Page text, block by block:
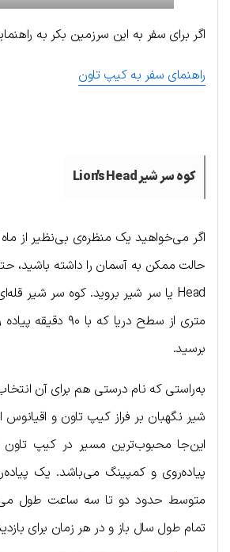
اگر برای سفر به این سرزمین بکر به
راهنمای سفر به کیپ تاون
کوه سر شیر Lion’s Head
اگر می‌خواهید یک منظره‌ی بی‌نظیر از
متری از سطح دریا که
برسید.
به‌راستی که نام درستی هم برای آن
شیر نگهبان بر فراز کیپ تاون و
این‌جا محبوب‌ترین مسیر در کیپ تاون
پیاده‌روی و کمپینگ می‌باشد. یک
متوسط حدود دو تا سه ساعت طول
تمام طول سال باز و در هر زمان برای